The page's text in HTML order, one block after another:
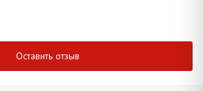
Оставить отзыв